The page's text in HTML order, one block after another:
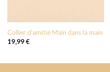
Collier d’amitié Main dans la main
19,99€